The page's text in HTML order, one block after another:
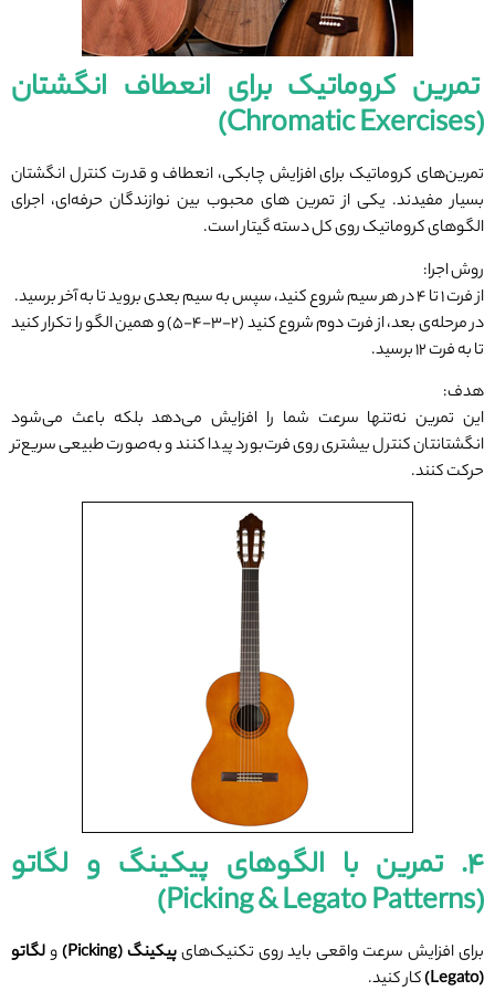
تمرین کروماتیک برای انعطاف انگشتان
(Chromatic Exercises)
تمرین‌های کروماتیک برای افزایش چابکی، انعطاف و قدرت کنترل انگشتان
بسیار مفیدند. یکی از تمرین های محبوب بین نوازندگان حرفه‌ای، اجرای
الگوهای کروماتیک روی کل دسته گیتار است.
روش اجرا:
از فرت ۱ تا ۴ در هر سیم شروع کنید، سپس به سیم بعدی بروید تا به آخر برسید.
در مرحله‌ی بعد، از فرت دوم شروع کنید (۲-۳-۴-۵) و همین الگو را تکرار کنید
تا به فرت ۱۲ برسید.
هدف:
این تمرین نه‌تنها سرعت شما را افزایش می‌دهد بلکه باعث می‌شود
انگشتانتان کنترل بیشتری روی فرت‌بورد پیدا کنند و به‌صورت طبیعی سریع‌تر
حرکت کنند.
۴. تمرین با الگوهای پیکینگ و لگاتو
(Picking & Legato Patterns)
برای افزایش سرعت واقعی باید روی تکنیک‌هایپیکینگ(Picking) ولگاتو
(Legato)
کار کنید.